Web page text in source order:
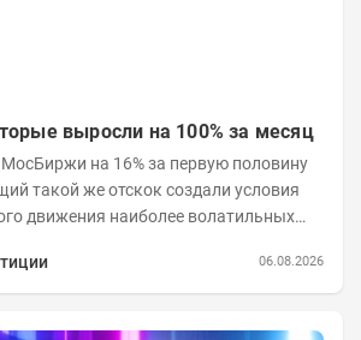
выросли на 100% за месяц
на 16% за первую половину
такой же отскок создали условия
движения наиболее волатильных
06.08.2026